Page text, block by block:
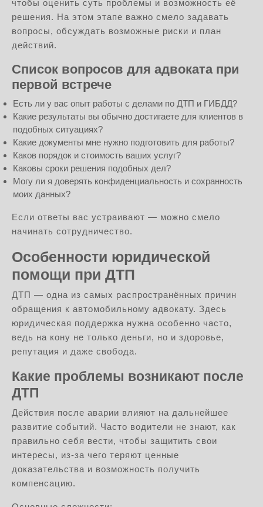
чтобы оценить суть проблемы и возможность её
решения. На этом этапе важно смело задавать
вопросы, обсуждать возможные риски и план
действий.
Список вопросов для адвоката при
первой встрече
Есть ли у вас опыт работы с делами по ДТП и ГИБДД?
Какие результаты вы обычно достигаете для клиентов в
подобных ситуациях?
Какие документы мне нужно подготовить для работы?
Каков порядок и стоимость ваших услуг?
Каковы сроки решения подобных дел?
Могу ли я доверять конфиденциальность и сохранность
моих данных?
Если ответы вас устраивают — можно смело
начинать сотрудничество.
Особенности юридической
помощи при ДТП
ДТП — одна из самых распространённых причин
обращения к автомобильному адвокату. Здесь
юридическая поддержка нужна особенно часто,
ведь на кону не только деньги, но и здоровье,
репутация и даже свобода.
Какие проблемы возникают после
ДТП
Действия после аварии влияют на дальнейшее
развитие событий. Часто водители не знают, как
правильно себя вести, чтобы защитить свои
интересы, из-за чего теряют ценные
доказательства и возможность получить
компенсацию.